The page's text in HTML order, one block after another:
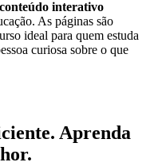
interativo
As páginas são
ideal para quem estuda
curiosa sobre o que
Aprenda